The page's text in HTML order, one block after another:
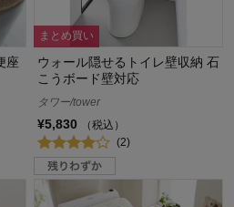
座
まとめ買い
ウォール隠せるトイレ壁収納 石
こうボード壁対応
タワー/tower
¥5,830
（税込）
(2)